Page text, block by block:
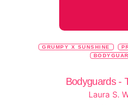
GRUMPY X SUNSHINE
Bodyguards -
Laura S.